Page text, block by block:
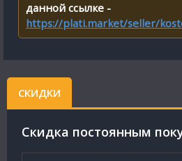
данной ссылке -
https://plati.market/seller/
СКИДКИ
Cкидка постоянным